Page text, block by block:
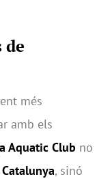
de
més
amb els
Aquatic Club no
, sinó